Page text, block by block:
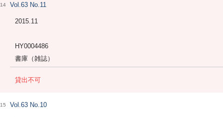
14 Vol.63 No.11
2015.11
HY0004486
書庫（雑誌）
貸出不可
15 Vol.63 No.10